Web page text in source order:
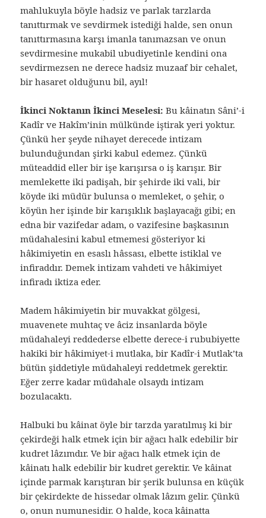
mahlukuyla böyle hadsiz ve parlak tarzlarda
tanıttırmak ve sevdirmek istediği halde, sen onun
tanıttırmasına karşı imanla tanımazsan ve onun
sevdirmesine mukabil ubudiyetinle kendini ona
sevdirmezsen ne derece hadsiz muzaaf bir cehalet,
bir hasaret olduğunu bil, ayıl!
İkinci Noktanın İkinci Meselesi: Bu kâinatın Sâni’-i
Kadîr ve Hakîm’inin mülkünde iştirak yeri yoktur.
Çünkü her şeyde nihayet derecede intizam
bulunduğundan şirki kabul edemez. Çünkü
müteaddid eller bir işe karışırsa o iş karışır. Bir
memlekette iki padişah, bir şehirde iki vali, bir
köyde iki müdür bulunsa o memleket, o şehir, o
köyün her işinde bir karışıklık başlayacağı gibi; en
edna bir vazifedar adam, o vazifesine başkasının
müdahalesini kabul etmemesi gösteriyor ki
hâkimiyetin en esaslı hâssası, elbette istiklal ve
infiraddır. Demek intizam vahdeti ve hâkimiyet
infiradı iktiza eder.
Madem hâkimiyetin bir muvakkat gölgesi,
muavenete muhtaç ve âciz insanlarda böyle
müdahaleyi reddederse elbette derece-i rububiyette
hakiki bir hâkimiyet-i mutlaka, bir Kadîr-i Mutlak’ta
bütün şiddetiyle müdahaleyi reddetmek gerektir.
Eğer zerre kadar müdahale olsaydı intizam
bozulacaktı.
Halbuki bu kâinat öyle bir tarzda yaratılmış ki bir
çekirdeği halk etmek için bir ağacı halk edebilir bir
kudret lâzımdır. Ve bir ağacı halk etmek için de
kâinatı halk edebilir bir kudret gerektir. Ve kâinat
içinde parmak karıştıran bir şerik bulunsa en küçük
bir çekirdekte de hissedar olmak lâzım gelir. Çünkü
o, onun numunesidir. O halde, koca kâinatta